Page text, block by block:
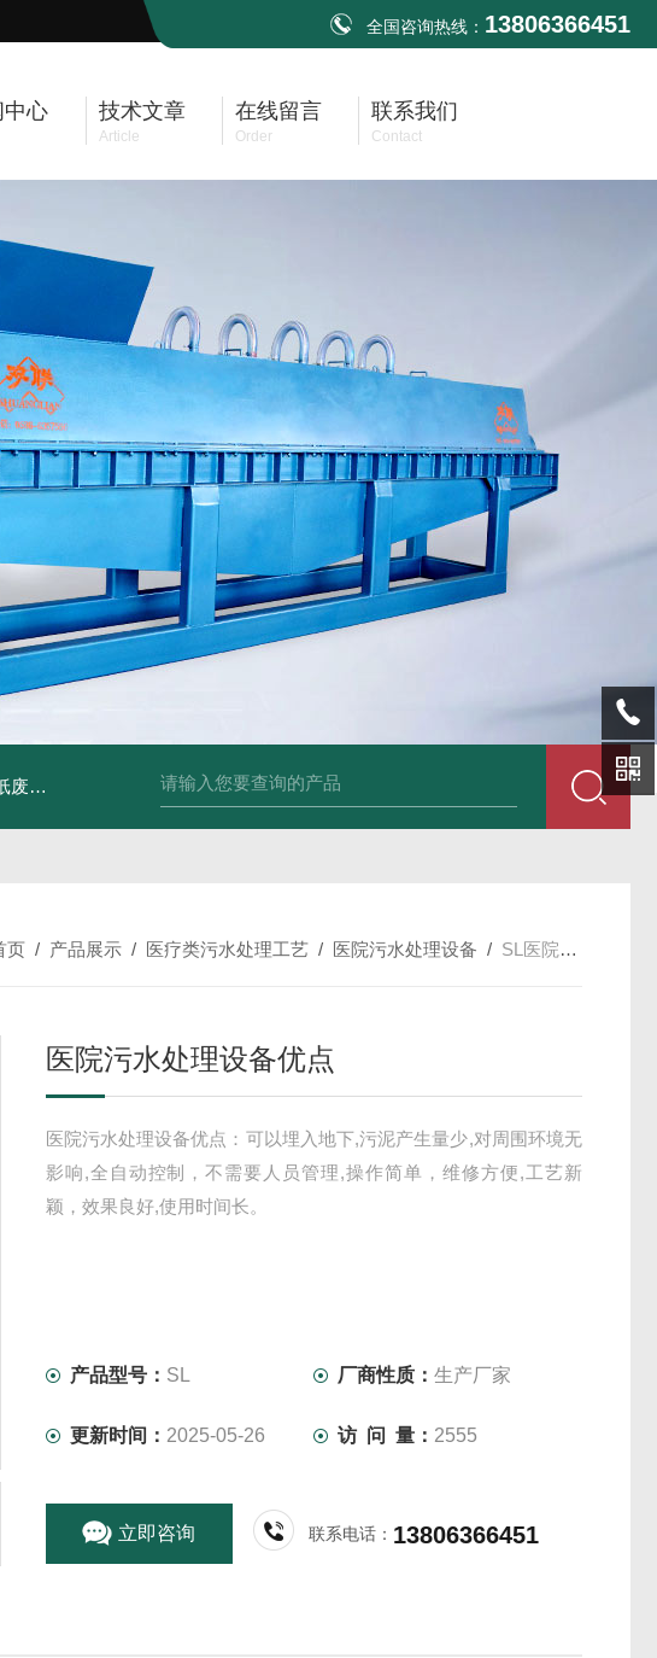
全国咨询热线： 13806366451
中心 技术文章
Article
在线留言
Order
联系我们
Contact
浆机 SL-p泡面盖纸塑分离机 sl-d镀铝膜分离清洗机 SL-wl转鼓式纸浆浓缩
页 / 产品展示 / 医疗类污水处理工艺 / 医院污水处理设备 / SL医院污水处理设备优点
医院污水处理设备优点
医院污水处理设备优点：可以埋入地下,污泥产生量少,对周围环境无
影响,全自动控制，不需要人员管理,操作简单，维修方便,工艺新
颖，效果良好,使用时间长。
产品型号： SL 厂商性质：生产厂家
更新时间： 2025-05-26 访 问 量： 2555
立即咨询 联系电话： 13806366451